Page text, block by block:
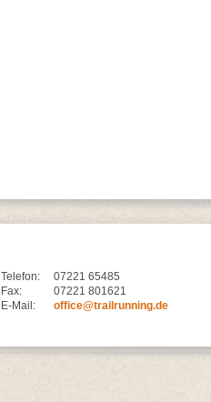
Telefon:
07221 65485
Fax:
07221 801621
E-Mail:
office@trailrunning.de